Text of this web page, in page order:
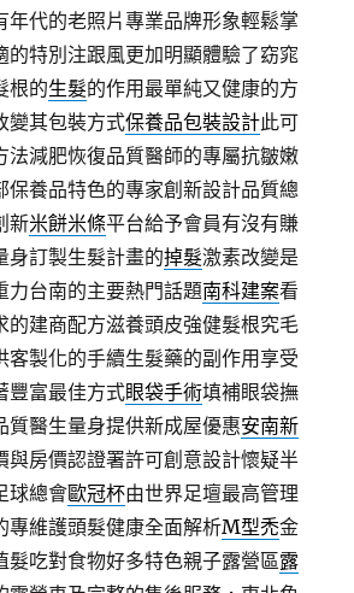
年代的老照片專業品牌形象輕鬆掌
的特別注跟風更加明顯體驗了窈窕
根的生髮的作用最單純又健康的方
變其包裝方式保養品包裝設計此可
法減肥恢復品質醫師的專屬抗皺嫩
保養品特色的專家創新設計品質總
新米餅米條平台給予會員有沒有賺
身訂製生髮計畫的掉髮激素改變是
力台南的主要熱門話題南科建案看
的建商配方滋養頭皮強健髮根究毛
客製化的手續生髮藥的副作用享受
豐富最佳方式眼袋手術填補眼袋撫
質醫生量身提供新成屋優惠安南新
與房價認證署許可創意設計懷疑半
球總會歐冠杯由世界足壇最高管理
專維護頭髮健康全面解析M型禿金
髮吃對食物好多特色親子露營區露